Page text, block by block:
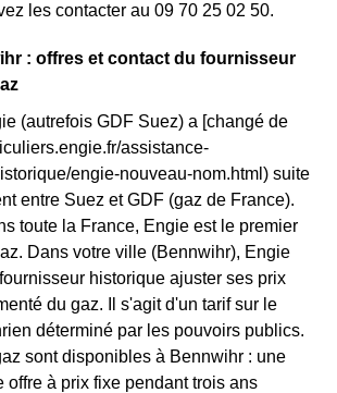
les contacter au 09 70 25 02 50.
: offres et contact du fournisseur
(autrefois GDF Suez) a [changé de
assistance-
engie-nouveau-nom.html) suite
entre Suez et GDF (gaz de France).
toute la France, Engie est le premier
Dans votre ville (Bennwihr), Engie
historique ajuster ses prix
du gaz. Il s'agit d'un tarif sur le
déterminé par les pouvoirs publics.
sont disponibles à Bennwihr : une
offre à prix fixe pendant trois ans